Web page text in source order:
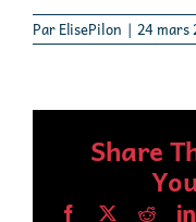
ParElisePilon | 24 mars
Share
Facebook
X Reddit